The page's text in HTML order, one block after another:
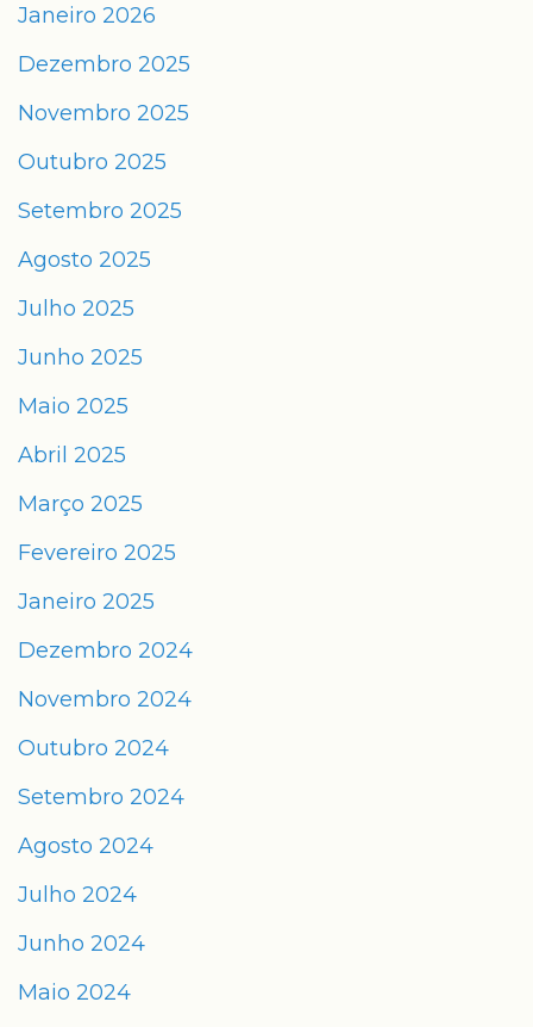
Janeiro 2026
Dezembro 2025
Novembro 2025
Outubro 2025
Setembro 2025
Agosto 2025
Julho 2025
Junho 2025
Maio 2025
Abril 2025
Março 2025
Fevereiro 2025
Janeiro 2025
Dezembro 2024
Novembro 2024
Outubro 2024
Setembro 2024
Agosto 2024
Julho 2024
Junho 2024
Maio 2024